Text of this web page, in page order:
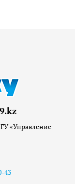
«Управление
43